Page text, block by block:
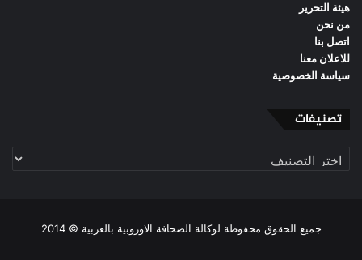
هيئة التحرير
من نحن
اتصل بنا
للاعلان معنا
سياسة الخصوصية
تصنيفات
تصنيفات
جميع الحقوق محفوظة لوكالة الصحافة الاوروبية بالعربية © 2014